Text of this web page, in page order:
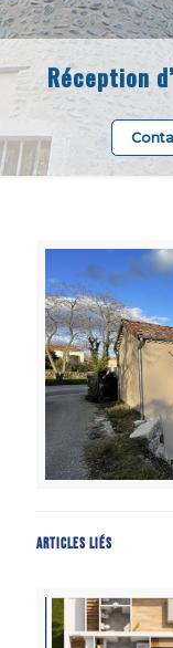
Réception
Articles liés